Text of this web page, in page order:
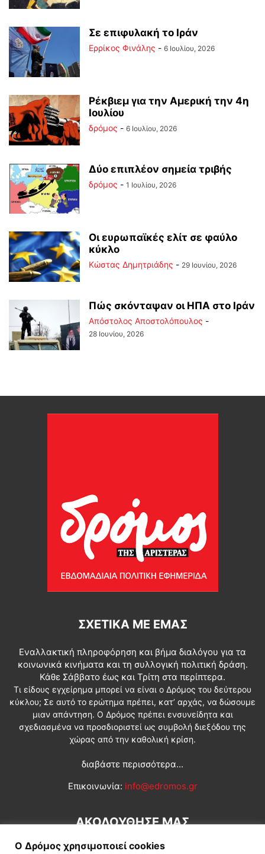
Σε επιφυλακή το Ιράν
Ερρίκος Φινάλης - 6 Ιουλίου, 2026
Ρέκβιεμ για την Αμερική την 4η
Ιουλίου
δρόμος - 6 Ιουλίου, 2026
Δύο επιπλέον σημεία τριβής
δρόμος - 1 Ιουλίου, 2026
Οι ευρωπαϊκές ελίτ σε φαύλο
κύκλο
Kώστας Δημητριάδης - 29 Ιουνίου, 2026
Πώς σκόνταψαν οι ΗΠΑ στο Ιράν
Απόστολος Αποστολόπουλος -
28 Ιουνίου, 2026
ΣΧΕΤΙΚΆ ΜΕ ΕΜΆΣ
Εναλλακτική πληροφόρηση και βήμα διαλόγου για τα
κοινωνικά κινήματα και τη συλλογική πολιτική δράση.
Κάθε Σάββατο έως και Τρίτη στα περίπτερα.
Τι είδους εγχείρημα μπορεί να είναι ο Δρόμος του δεύτερου
κύκλου; Σε αυτό το ερώτημα πρέπει, κατ’ αρχάς, να δώσουμε
μιαν απάντηση. Ο Δρόμος πρέπει ενσυνείδητα και
σχεδιασμένα να προσδιοριστεί ως συμβολή διεξόδου της
χώρας από την καθολική κρίση.
διαβάστε περισσότερα...
Επικοινωνία: info@edromos.gr
ΑΚΟΛΟΥΘΗΣΕ ΜΑΣ
Ο Δρόμος χρησιμοποιεί cookies